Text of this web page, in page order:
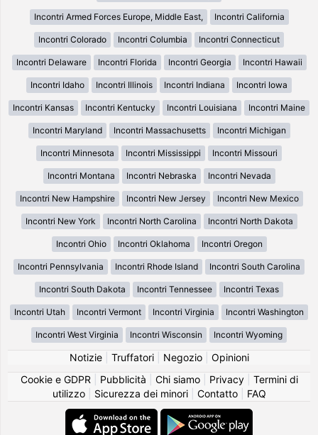
Incontri Armed Forces Europe, Middle East, Incontri California
Incontri Colorado Incontri Columbia Incontri Connecticut
Incontri Delaware Incontri Florida Incontri Georgia Incontri Hawaii
Incontri Idaho Incontri Illinois Incontri Indiana Incontri Iowa
Incontri Kansas Incontri Kentucky Incontri Louisiana Incontri Maine
Incontri Maryland Incontri Massachusetts Incontri Michigan
Incontri Minnesota Incontri Mississippi Incontri Missouri
Incontri Montana Incontri Nebraska Incontri Nevada
Incontri New Hampshire Incontri New Jersey Incontri New Mexico
Incontri New York Incontri North Carolina Incontri North Dakota
Incontri Ohio Incontri Oklahoma Incontri Oregon
Incontri Pennsylvania Incontri Rhode Island Incontri South Carolina
Incontri South Dakota Incontri Tennessee Incontri Texas
Incontri Utah Incontri Vermont Incontri Virginia Incontri Washington
Incontri West Virginia Incontri Wisconsin Incontri Wyoming
Notizie| Truffatori| Negozio| Opinioni
Cookie e GDPR
Pubblicità Chi siamo| Privacy| Termini di
utilizzo| Sicurezza dei minori| Contatto| FAQ